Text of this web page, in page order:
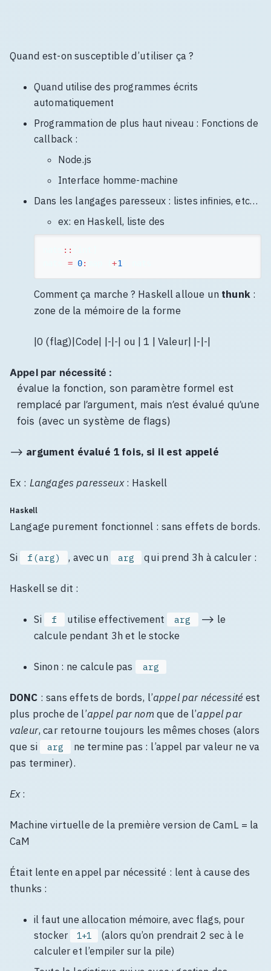
Quand est-on susceptible d’utiliser ça ?
Quand utilise des programmes écrits
automatiquement
Programmation de plus haut niveau : Fonctions de
callback :
Node.js
Interface homme-machine
Dans les langages paresseux : listes infinies, etc…
ex: en Haskell, liste des
::
= 0: (+1
Comment ça marche ? Haskell alloue un thunk:
zone de la mémoire de la forme
|0 (flag)|Code| |-|-| ou | 1 | Valeur| |-|-|
Appel par nécessité :
évalue la fonction, son paramètre formel est
remplacé par l’argument, mais n’est évalué qu’une
fois (avec un système de flags)
⟶ argument évalué 1 fois, si il est appelé
Ex : Langages paresseux: Haskell
Haskell
Langage purement fonctionnel : sans effets de bords.
Si f(arg) , avec un arg qui prend 3h à calculer :
Haskell se dit :
Si f utilise effectivement arg
⟶ le
calcule pendant 3h et le stocke
Sinon : ne calcule pas arg
DONC : sans effets de bords, l’appel par nécessité est
plus proche de l’appel par nomque de l’appel par
valeur, car retourne toujours les mêmes choses (alors
que si
arg
ne termine pas : l’appel par valeur ne va
pas terminer).
Ex:
Machine virtuelle de la première version de CamL = la
CaM
Était lente en appel par nécessité : lent à cause des
thunks :
il faut une allocation mémoire, avec flags, pour
stocker
1+1
(alors qu’on prendrait 2 sec à le
calculer et l’empiler sur la pile)